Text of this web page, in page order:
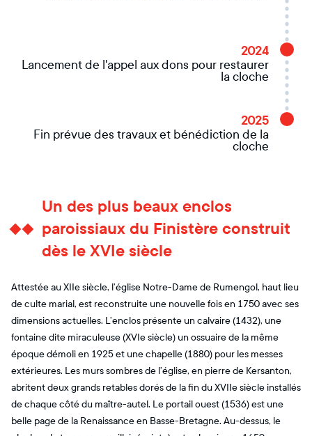
2024
Lancement de l'appel aux dons pour restaurer
la cloche
2025
Fin prévue des travaux et bénédiction de la
cloche
Un des plus beaux enclos
paroissiaux du Finistère construit
dès le XVIe siècle
Attestée au XIIe siècle, l’église Notre-Dame de Rumengol, haut lieu
de culte marial, est reconstruite une nouvelle fois en 1750 avec ses
dimensions actuelles. L’enclos présente un calvaire (1432), une
fontaine dite miraculeuse (XVIe siècle) un ossuaire de la même
époque démoli en 1925 et une chapelle (1880) pour les messes
extérieures. Les murs sombres de l’église, en pierre de Kersanton,
abritent deux grands retables dorés de la fin du XVIIe siècle installés
de chaque côté du maître-autel. Le portail ouest (1536) est une
belle page de la Renaissance en Basse-Bretagne. Au-dessus, le